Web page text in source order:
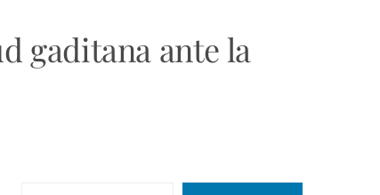
gaditana ante la